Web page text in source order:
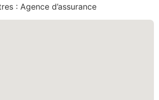
: Agence d’assurance